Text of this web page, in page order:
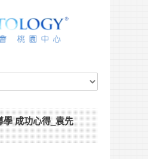
學 成功心得_袁先